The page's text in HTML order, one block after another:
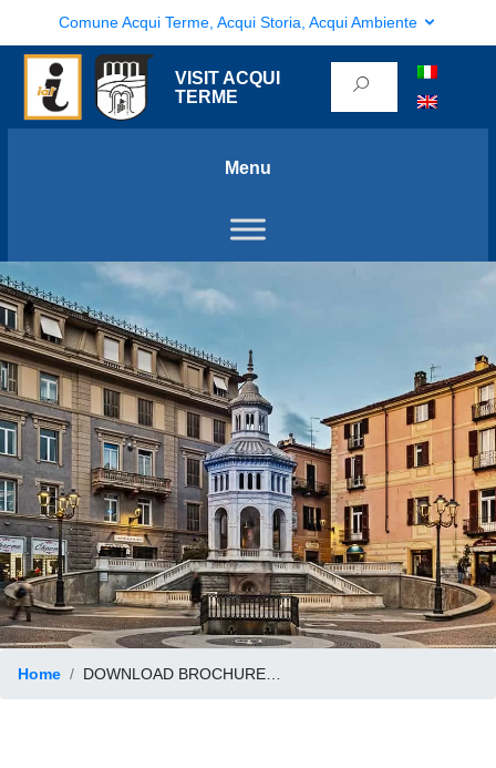
Comune Acqui Terme, Acqui Storia, Acqui Ambiente
VISIT ACQUI
TERME
Menu
Home DOWNLOAD BROCHURES OF ACQUI T.